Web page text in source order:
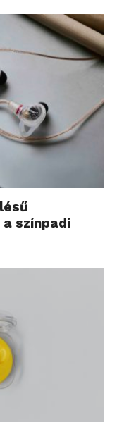
színpadi